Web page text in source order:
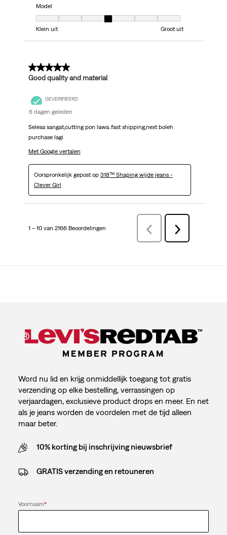
Model
Model, 4 van 7, waarbij 1 gelijk is aan Klein uit en 7 gelijk is aan Groot uit
Klein uit
Groot uit
5 van 5 sterren.
Good quality and material
GEVERIFIEERD
6 dagen geleden
Selesa sangat,cutting pon lawa..fast shipping,next boleh
purchase lagi
Met Google vertalen
Oorspronkelijk gepost op 318™ Shaping wijde jeans -
Clever Girl
1 – 10 van 2166 Beoordelingen VorigeBeoordelingen
Volgende
Beoordelingen
Word nu lid en krijg onmiddellijk toegang tot gratis
verzending op elke bestelling, verrassingen op
verjaardagen, exclusieve product drops en meer. En net
als je jeans worden de voordelen met de tijd alleen
maar beter.
10% korting bij inschrijving nieuwsbrief
GRATIS verzending en retouneren
Voornaam*